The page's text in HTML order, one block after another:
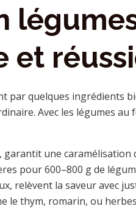
et
par quelques ingrédients
Avec les légumes au
une caramélisation
pour 600–800 g de
relèvent la saveur avec
le thym, romarin, ou